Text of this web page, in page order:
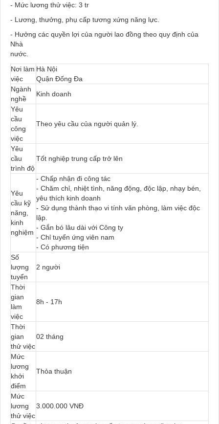
- Mức lương thử việc: 3 tr
- Lương, thưởng, phụ cấp tương xứng năng lực.
- Hưởng các quyền lợi của người lao đồng theo quy định của
Nhà
nước.
Nơi làm
việc
Hà Nội
Quận Đống Đa
Ngành
nghề
Kinh doanh
Yêu
cầu
công
việc
Theo yêu cầu của người quản lý.
Yêu
cầu
trình độ
Tốt nghiệp trung cấp trở lên
Yêu
cầu kỹ
năng,
kinh
nghiệm
- Chấp nhận đi công tác
- Chăm chỉ, nhiệt tình, năng động, độc lập, nhạy bén,
yêu thích kinh doanh
- Sử dụng thành thạo vi tính văn phòng, làm việc độc
lập.
- Gắn bó lâu dài với Công ty
- Chỉ tuyển ứng viên nam
- Có phương tiện
Số
lượng
tuyển
2 người
Thời
gian
làm
việc
8h - 17h
Thời
gian
thử việc
02 tháng
Mức
lương
khởi
điểm
Thỏa thuận
Mức
lương
thử việc
3.000.000 VNĐ